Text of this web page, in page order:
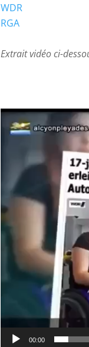
WDR
RGA
Extrait vidéo ci-
Lecteur
vidéo
00:00